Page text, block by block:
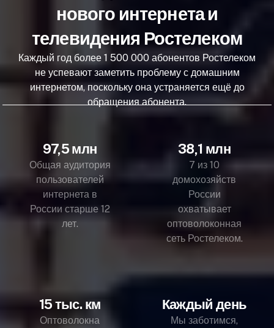
нового интернета и
телевидения Ростелеком
Каждый год более 1 500 000 абонентов Ростелеком
не успевают заметить проблему с домашним
интернетом, поскольку она устраняется ещё до
обращения абонента.
97,5 млн
Общая аудитория
пользователей
интернета в
России старше 12
лет.
38,1 млн
7 из 10
домохозяйств
России
охватывает
оптоволоконная
сеть Ростелеком.
15 тыс. км
Оптоволокна
Каждый день
Мы заботимся,